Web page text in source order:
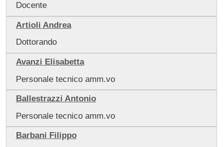
Docente
Artioli Andrea
Dottorando
Avanzi Elisabetta
Personale tecnico amm.vo
Ballestrazzi Antonio
Personale tecnico amm.vo
Barbani Filippo